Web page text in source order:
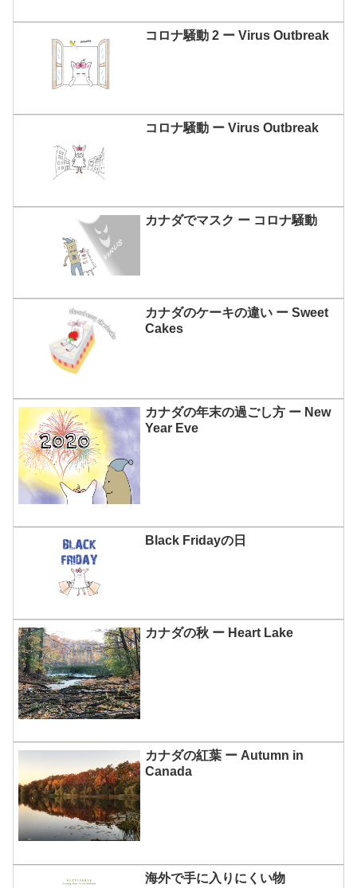
コロナ騒動 2 ー Virus Outbreak
コロナ騒動 ー Virus Outbreak
カナダでマスク ー コロナ騒動
カナダのケーキの違い ー Sweet
Cakes
カナダの年末の過ごし方 ー New
Year Eve
Black Fridayの日
カナダの秋 ー Heart Lake
カナダの紅葉 ー Autumn in
Canada
海外で手に入りにくい物